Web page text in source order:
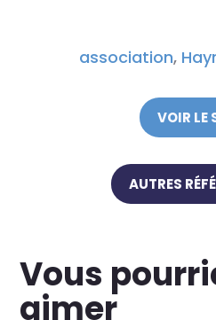
association,
VOIR LE
AUTRES
Vous
aimer